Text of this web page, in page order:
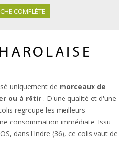
COMPLÈTE
uniquement de morceaux de
ou à rôtir . D'une qualité et d'une
regroupe les meilleurs
consommation immédiate. Issu
dans l'Indre (36), ce colis vaut de